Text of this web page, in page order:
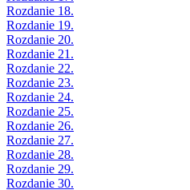
Rozdanie 18.
Rozdanie 19.
Rozdanie 20.
Rozdanie 21.
Rozdanie 22.
Rozdanie 23.
Rozdanie 24.
Rozdanie 25.
Rozdanie 26.
Rozdanie 27.
Rozdanie 28.
Rozdanie 29.
Rozdanie 30.